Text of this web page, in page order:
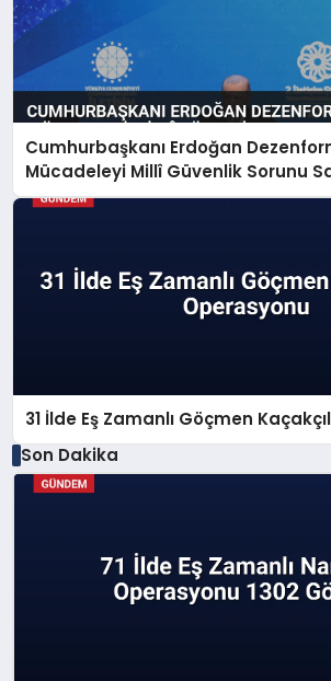
Cumhurbaşkanı Erdoğan
Mücadeleyi Millî Güvenlik Sorunu
31 İlde Eş Zamanlı Göçmen
Son Dakika